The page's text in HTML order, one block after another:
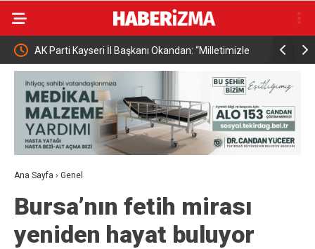
“Milletimizle Cumhurbaşkanı Erdoğan ve İletişim Başkanı
Duran’dan Anafartalar Mesajı
Ana Sayfa › Genel
Bursa’nın fetih mirası
yeniden hayat buluyor